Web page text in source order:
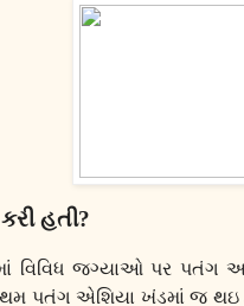
હતી?
વિવિધ જગ્યાઓ પર પતંગ
પતંગ એશિયા ખંડમાં જ થઇ